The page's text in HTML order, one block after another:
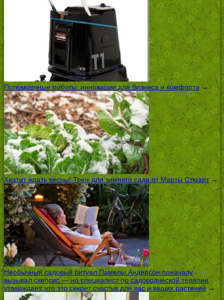
Поломоечные роботы: инновации для бизнеса и комфорта →
Хватит ждать весны! Трюк для зимнего сада от Марты Стюарт→
Необычный садовый ритуал Памелы Андерсон поначалу
вызывал скепсис — но специалист по садоводческой терапии
утверждает, что это секрет счастья для вас и ваших растений →